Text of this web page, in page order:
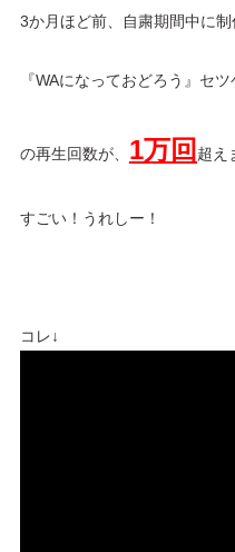
3か月ほど前、自粛期間中に
『WAになっておどろう』セ
の再生回数が、 1万回 超え
すごい！うれしー！
コレ↓